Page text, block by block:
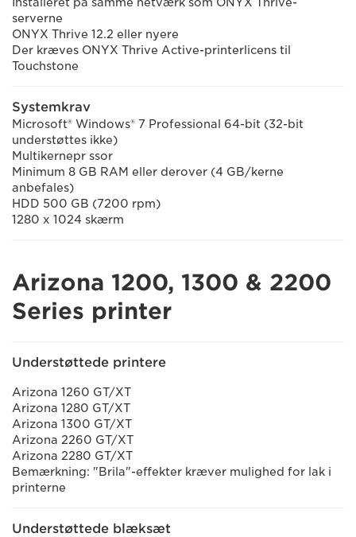
serverne
ONYX Thrive 12.2 eller nyere
Der kræves ONYX Thrive Active-printerlicens til
Touchstone
Systemkrav
Microsoft® Windows® 7 Professional 64-bit (32-bit
understøttes ikke)
Multikernepr ssor
Minimum 8 GB RAM eller derover (4 GB/kerne
anbefales)
HDD 500 GB (7200 rpm)
1280 x 1024 skærm
Arizona 1200, 1300 & 2200
Series printer
Understøttede printere
Arizona 1260 GT/XT
Arizona 1280 GT/XT
Arizona 1300 GT/XT
Arizona 2260 GT/XT
Arizona 2280 GT/XT
Bemærkning: "Brila"-effekter kræver mulighed for lak i
printerne
Understøttede blæksæt